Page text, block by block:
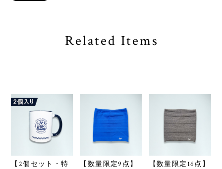
Related Items
【2個セット・特
【数量限定9点】
【数量限定16点】